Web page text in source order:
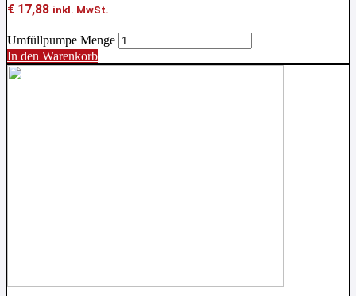
€ 17,88 inkl. MwSt.
Umfüllpumpe Menge
In den Warenkorb